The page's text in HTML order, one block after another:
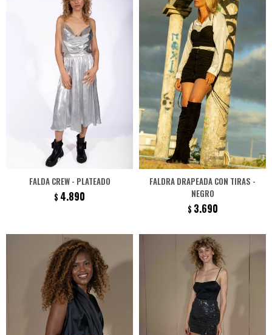
FALDA CREW - PLATEADO
$ 4.890
FALDRA DRAPEADA CON TIRAS -
NEGRO
$ 3.690